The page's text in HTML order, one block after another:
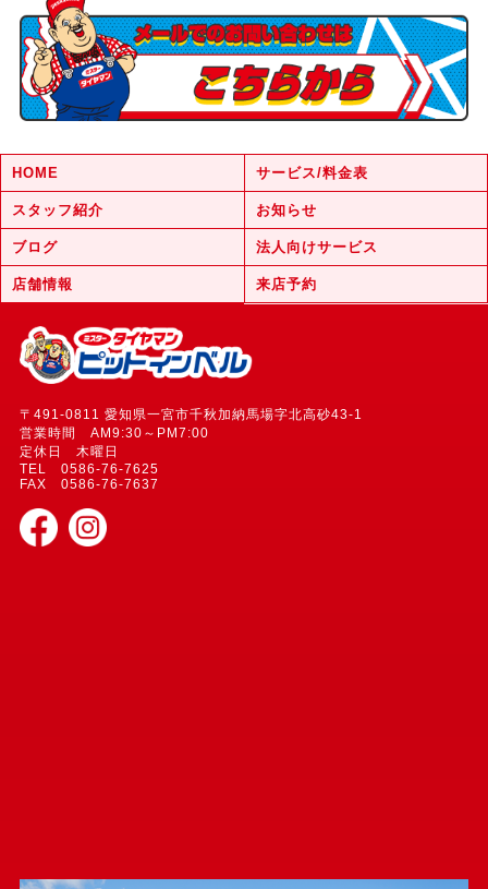
HOME サービス/料金表
スタッフ紹介 お知らせ
ブログ 法人向けサービス
店舗情報 来店予約
〒491-0811 愛知県一宮市千秋加納馬場字北高砂43-1
営業時間 AM9:30～PM7:00
定休日 木曜日
TEL 0586-76-7625
FAX 0586-76-7637